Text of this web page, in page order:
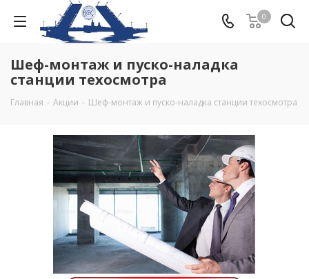
0
Шеф-монтаж и пуско-наладка
станции техосмотра
Главная - Акции - Шеф-монтаж и пуско-наладка станции техосмотра